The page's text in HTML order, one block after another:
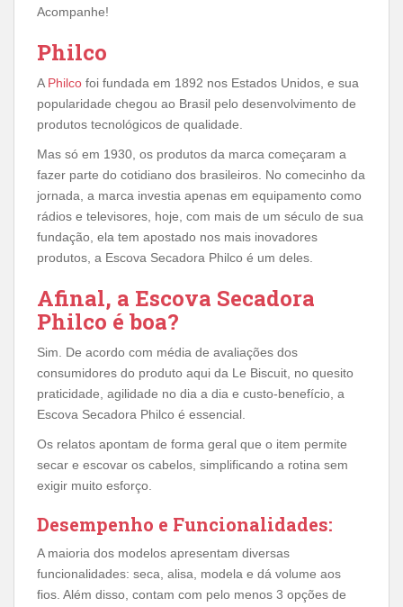
Acompanhe!
Philco
A Philco foi fundada em 1892 nos Estados Unidos, e sua
popularidade chegou ao Brasil pelo desenvolvimento de
produtos tecnológicos de qualidade.
Mas só em 1930, os produtos da marca começaram a
fazer parte do cotidiano dos brasileiros. No comecinho da
jornada, a marca investia apenas em equipamento como
rádios e televisores, hoje, com mais de um século de sua
fundação, ela tem apostado nos mais inovadores
produtos, a Escova Secadora Philco é um deles.
Afinal, a Escova Secadora
Philco é boa?
Sim. De acordo com média de avaliações dos
consumidores do produto aqui da Le Biscuit, no quesito
praticidade, agilidade no dia a dia e custo-benefício, a
Escova Secadora Philco é essencial.
Os relatos apontam de forma geral que o item permite
secar e escovar os cabelos, simplificando a rotina sem
exigir muito esforço.
Desempenho e Funcionalidades:
A maioria dos modelos apresentam diversas
funcionalidades: seca, alisa, modela e dá volume aos
fios. Além disso, contam com pelo menos 3 opções de